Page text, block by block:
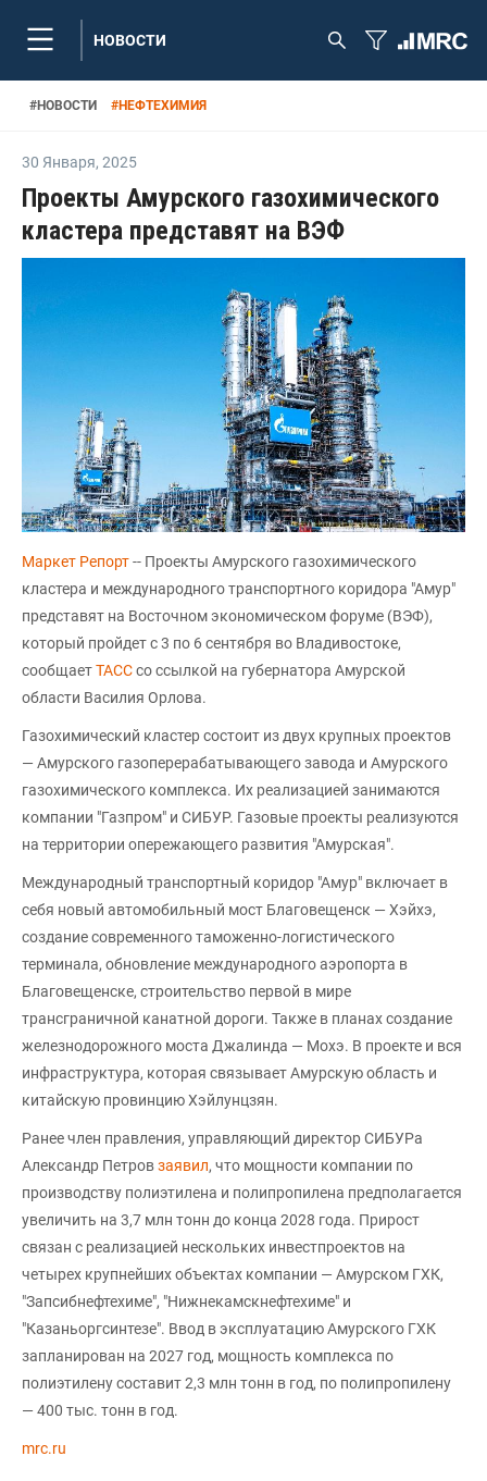
НОВОСТИ
#НОВОСТИ #НЕФТЕХИМИЯ
30 Января, 2025
Проекты Амурского газохимического
кластера представят на ВЭФ
Маркет Репорт-- Проекты Амурского газохимического
кластера и международного транспортного коридора "Амур"
представят на Восточном экономическом форуме (ВЭФ),
который пройдет с 3 по 6 сентября во Владивостоке,
сообщаетТАССсо ссылкой на губернатора Амурской
области Василия Орлова.
Газохимический кластер состоит из двух крупных проектов
— Амурского газоперерабатывающего завода и Амурского
газохимического комплекса. Их реализацией занимаются
компании "Газпром" и СИБУР. Газовые проекты реализуются
на территории опережающего развития "Амурская".
Международный транспортный коридор "Амур" включает в
себя новый автомобильный мост Благовещенск — Хэйхэ,
создание современного таможенно-логистического
терминала, обновление международного аэропорта в
Благовещенске, строительство первой в мире
трансграничной канатной дороги. Также в планах создание
железнодорожного моста Джалинда — Мохэ. В проекте и вся
инфраструктура, которая связывает Амурскую область и
китайскую провинцию Хэйлунцзян.
Ранее член правления, управляющий директор СИБУРа
Александр Петровзаявил, что мощности компании по
производству полиэтилена и полипропилена предполагается
увеличить на 3,7 млн тонн до конца 2028 года. Прирост
связан с реализацией нескольких инвестпроектов на
четырех крупнейших объектах компании — Амурском ГХК,
"Запсибнефтехиме", "Нижнекамскнефтехиме" и
"Казаньоргсинтезе". Ввод в эксплуатацию Амурского ГХК
запланирован на 2027 год, мощность комплекса по
полиэтилену составит 2,3 млн тонн в год, по полипропилену
— 400 тыс. тонн в год.
mrc.ru